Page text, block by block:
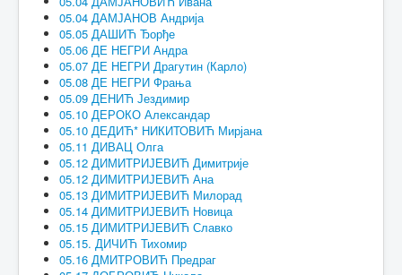
05.04 ДАМЈАНОВ Андрија
05.05 ДАШИЋ Ђорђе
05.06 ДЕ НЕГРИ Андра
05.07 ДЕ НЕГРИ Драгутин (Карло)
05.08 ДЕ НЕГРИ Фрања
05.09 ДЕНИЋ Јездимир
05.10 ДЕРОКО Александар
05.10 ДЕДИЋ* НИКИТОВИЋ Мирјана
05.11 ДИВАЦ Олга
05.12 ДИМИТРИЈЕВИЋ Димитрије
05.12 ДИМИТРИЈЕВИЋ Ана
05.13 ДИМИТРИЈЕВИЋ Милорад
05.14 ДИМИТРИЈЕВИЋ Новица
05.15 ДИМИТРИЈЕВИЋ Славко
05.15. ДИЧИЋ Тихомир
05.16 ДМИТРОВИЋ Предраг